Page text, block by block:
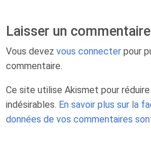
Laisser un commentaire
Vous devez vous connecter pour
commentaire.
Ce site utilise Akismet pour
indésirables. En savoir plus sur la
données de vos commentaires